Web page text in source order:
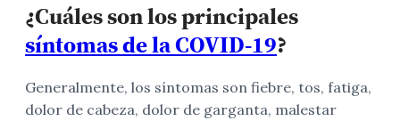
¿Cuáles son los principales
síntomas de la COVID-19?
Generalmente, los síntomas son fiebre, tos, fatiga,
dolor de cabeza, dolor de garganta, malestar